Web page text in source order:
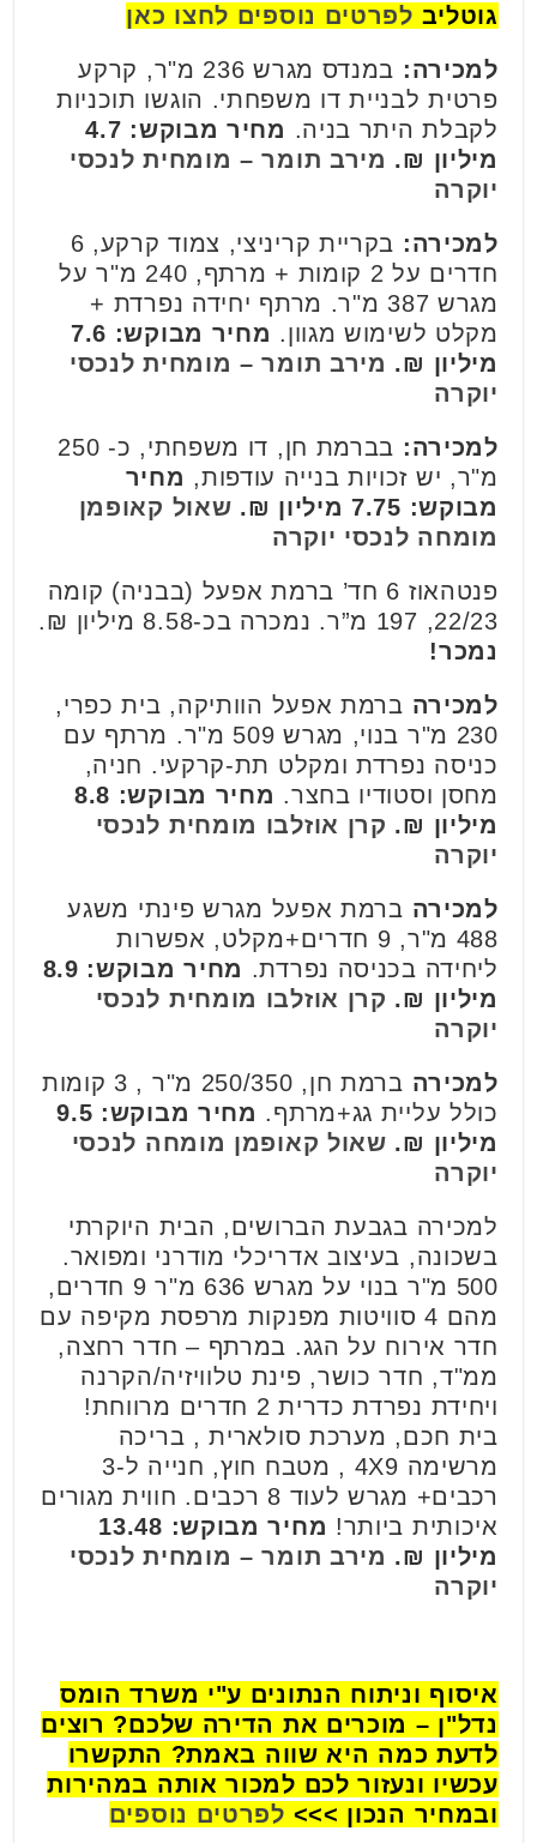
גוטליב לפרטים נוספים לחצו כאן
למכירה:
במנדס מגרש 236 מ"ר, קרקע
פרטית לבניית דו משפחתי. הוגשו תוכניות
לקבלת היתר בניה.
מחיר מבוקש: 4.7
מיליון ₪. מירב תומר – מומחית לנכסי
יוקרה
למכירה:
בקריית קריניצי, צמוד קרקע, 6
חדרים על 2 קומות + מרתף, 240 מ"ר על
מגרש 387 מ"ר. מרתף יחידה נפרדת +
מקלט לשימוש מגוון.
מחיר מבוקש: 7.6
מיליון ₪. מירב תומר – מומחית לנכסי
יוקרה
למכירה:
בברמת חן, דו משפחתי, כ- 250
מ"ר, יש זכויות בנייה עודפות, מחיר
מבוקש: 7.75 מיליון ₪.
שאול קאופמן
מומחה לנכסי יוקרה
פנטהאוז 6 חד’ ברמת אפעל (בבניה) קומה
22/23, 197 מ”ר. נמכרה בכ-8.58 מיליון ₪.
נמכר!
למכירה ברמת אפעל הוותיקה, בית כפרי,
230 מ"ר בנוי, מגרש 509 מ"ר. מרתף עם
כניסה נפרדת ומקלט תת-קרקעי. חניה,
מחסן וסטודיו בחצר.
מחיר מבוקש: 8.8
מיליון ₪. קרן אוזלבו מומחית לנכסי
יוקרה
למכירה ברמת אפעל מגרש פינתי משגע
488 מ"ר, 9 חדרים+מקלט, אפשרות
ליחידה בכניסה נפרדת.
מחיר מבוקש: 8.9
מיליון ₪. קרן אוזלבו מומחית לנכסי
יוקרה
למכירה
ברמת חן, 250/350 מ"ר , 3 קומות
כולל עליית גג+מרתף.
מחיר מבוקש: 9.5
מיליון ₪. שאול קאופמן מומחה לנכסי
יוקרה
למכירה בגבעת הברושים, הבית היוקרתי
בשכונה, בעיצוב אדריכלי מודרני ומפואר.
500 מ"ר בנוי על מגרש 636 מ"ר 9 חדרים,
מהם 4 סוויטות מפנקות מרפסת מקיפה עם
חדר אירוח על הגג. במרתף – חדר רחצה,
ממ"ד, חדר כושר, פינת טלוויזיה/הקרנה
ויחידת נפרדת כדרית 2 חדרים מרווחת!
בית חכם, מערכת סולארית , בריכה
מרשימה 4X9 , מטבח חוץ, חנייה ל-3
רכבים+ מגרש לעוד 8 רכבים. חווית מגורים
איכותית ביותר!
מחיר מבוקש: 13.48
מיליון ₪. מירב תומר – מומחית לנכסי
יוקרה
איסוף וניתוח הנתונים ע"י משרד הומס
נדל"ן – מוכרים את הדירה שלכם? רוצים
לדעת כמה היא שווה באמת? התקשרו
עכשיו ונעזור לכם למכור אותה במהירות
ובמחיר הנכון >>> לפרטים נוספים